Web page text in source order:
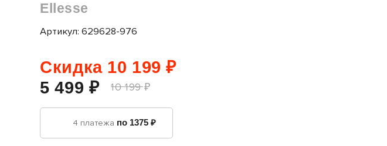
Ellesse
Артикул: 629628-976
Скидка 10 199 ₽
5 499 ₽
10 199 ₽
4 платежа по 1375 ₽